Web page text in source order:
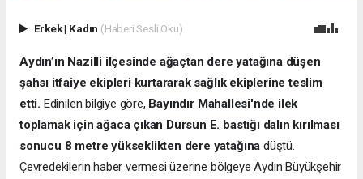
Erkek| Kadın (Haberi Sesli Oku)
Aydın’ın Nazilli ilçesinde ağaçtan dere yatağına düşen
şahsı itfaiye ekipleri kurtararak sağlık ekiplerine teslim
etti. Edinilen bilgiye göre, Bayındır Mahallesi'nde ilek
toplamak için ağaca çıkan Dursun E. bastığı dalın kırılması
sonucu 8 metre yükseklikten dere yatağına düştü.
Çevredekilerin haber vermesi üzerine bölgeye Aydın Büyükşehir